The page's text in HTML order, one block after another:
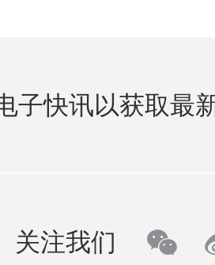
子快讯以获取最
关注我们